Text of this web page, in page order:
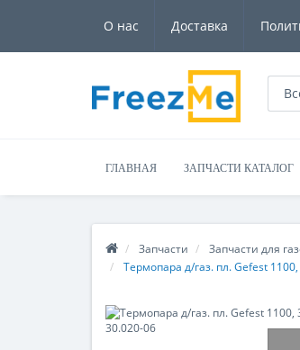
О нас Доставка
ГЛАВНАЯ ЗАПЧАСТИ КАТАЛОГ
Запчасти Запчасти для
Термопара д/газ. пл. Gefest